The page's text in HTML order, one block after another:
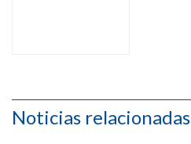
Noticias relacionadas